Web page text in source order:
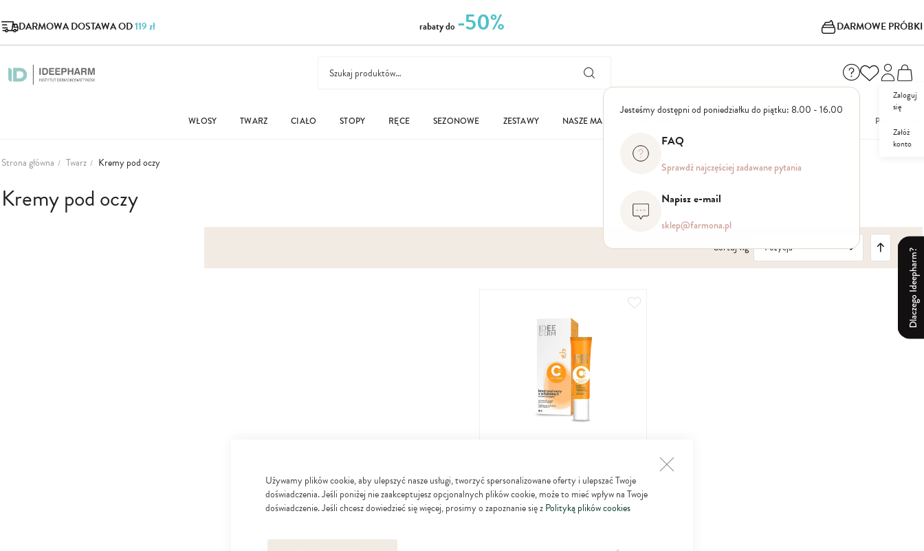
Używamy plików cookie, aby ulepszyć nasze usługi, tworzyć spersonalizowane oferty i ulepszać Twoje
doświadczenia. Jeśli poniżej nie zaakceptujesz opcjonalnych plików cookie, może to mieć wpływ na Twoje
doświadczenie. Jeśli chcesz dowiedzieć się więcej, prosimy o zapoznanie się zPolityką plików cookies
DARMOWA DOSTAWA OD119 zł rabaty do -50% DARMOWE PRÓBKI
Jesteśmy dostępni od poniedziałku do piątku: 8.00 - 16.00
FAQ
Sprawdź najczęściej zadawane pytania
Napisz e-mail
sklep@farmona.pl
Zaloguj
się
Załóż
konto
Dlaczego Ideepharm?
WŁOSY TWARZ CIAŁO STOPY RĘCE SEZONOWE ZESTAWY NASZE MARKI PROMOCJE
Strona główna Twarz Kremy pod oczy
Kremy pod oczy
Sortuj wg
Ustaw
kierunek
malejący
witaminą C dla każdego typu cery,
szczególnie tej wymagającej regeneracji
i blasku
32 92
zł